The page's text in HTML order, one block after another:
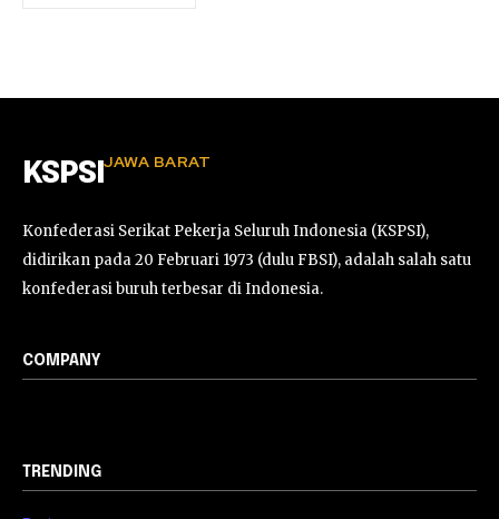
KSPSI JAWA BARAT
Konfederasi Serikat Pekerja Seluruh Indonesia (KSPSI),
didirikan pada 20 Februari 1973 (dulu FBSI), adalah salah satu
konfederasi buruh terbesar di Indonesia.
COMPANY
TRENDING